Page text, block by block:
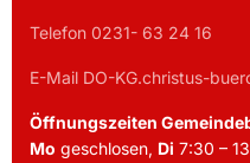
Telefon 0231- 63 24 16
E-Mail DO-KG.christus-
Öffnungszeiten
Mo geschlosen, Di 7:30 –